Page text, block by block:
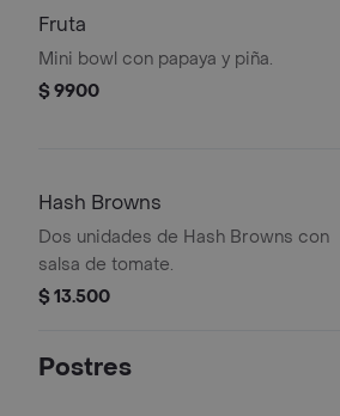
Fruta
Mini bowl con papaya y piña.
$ 9900
Hash Browns
Dos unidades de Hash Browns con
salsa de tomate.
$ 13.500
Postres